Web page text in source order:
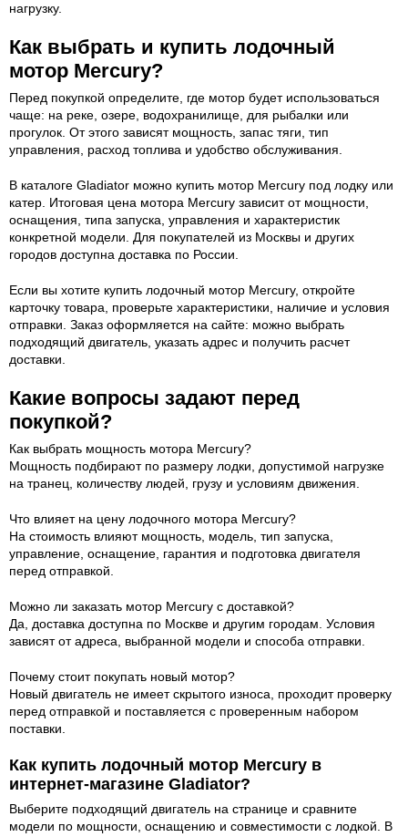
нагрузку.
Как выбрать и купить лодочный
мотор Mercury?
Перед покупкой определите, где мотор будет использоваться
чаще: на реке, озере, водохранилище, для рыбалки или
прогулок. От этого зависят мощность, запас тяги, тип
управления, расход топлива и удобство обслуживания.
В каталоге Gladiator можно купить мотор Mercury под лодку или
катер. Итоговая цена мотора Mercury зависит от мощности,
оснащения, типа запуска, управления и характеристик
конкретной модели. Для покупателей из Москвы и других
городов доступна доставка по России.
Если вы хотите купить лодочный мотор Mercury, откройте
карточку товара, проверьте характеристики, наличие и условия
отправки. Заказ оформляется на сайте: можно выбрать
подходящий двигатель, указать адрес и получить расчет
доставки.
Какие вопросы задают перед
покупкой?
Как выбрать мощность мотора Mercury?
Мощность подбирают по размеру лодки, допустимой нагрузке
на транец, количеству людей, грузу и условиям движения.
Что влияет на цену лодочного мотора Mercury?
На стоимость влияют мощность, модель, тип запуска,
управление, оснащение, гарантия и подготовка двигателя
перед отправкой.
Можно ли заказать мотор Mercury с доставкой?
Да, доставка доступна по Москве и другим городам. Условия
зависят от адреса, выбранной модели и способа отправки.
Почему стоит покупать новый мотор?
Новый двигатель не имеет скрытого износа, проходит проверку
перед отправкой и поставляется с проверенным набором
поставки.
Как купить лодочный мотор Mercury в
интернет-магазине Gladiator?
Выберите подходящий двигатель на странице и сравните
модели по мощности, оснащению и совместимости с лодкой. В